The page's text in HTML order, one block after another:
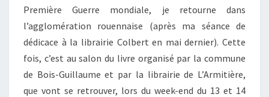
Première Guerre mondiale, je retourne dans
l’agglomération rouennaise (après ma séance de
dédicace à la librairie Colbert en mai dernier). Cette
fois, c’est au salon du livre organisé par la commune
de Bois-Guillaume et par la librairie de L’Armitière,
que vont se retrouver, lors du week-end du 13 et 14